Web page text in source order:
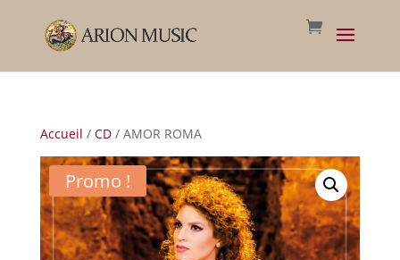
Accueil / CD/ AMOR ROMA
Promo !